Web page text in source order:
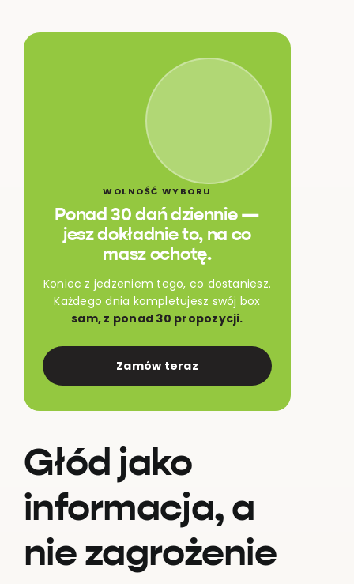
WOLNOŚĆ WYBORU
Ponad 30 dań dziennie —
jesz dokładnie to, na co
masz ochotę.
Koniec z jedzeniem tego, co dostaniesz.
Każdego dnia kompletujesz swój box
sam, z ponad 30 propozycji.
Zamów teraz
Głód jako
informacja, a
nie zagrożenie